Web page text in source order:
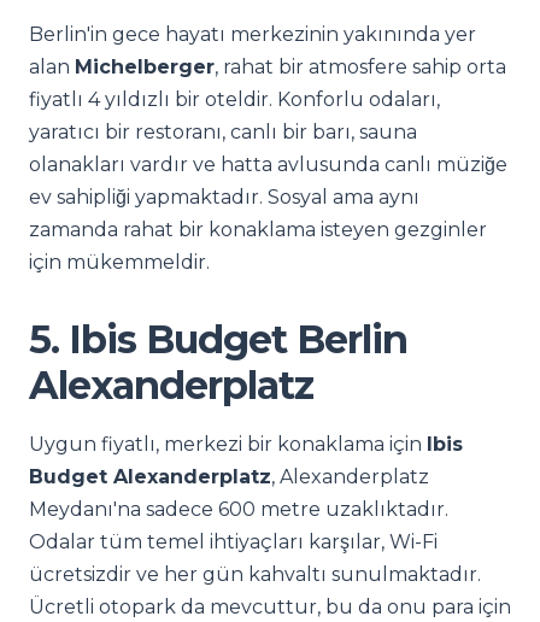
Berlin'in gece hayatı merkezinin yakınında yer
alan Michelberger, rahat bir atmosfere sahip orta
fiyatlı 4 yıldızlı bir oteldir. Konforlu odaları,
yaratıcı bir restoranı, canlı bir barı, sauna
olanakları vardır ve hatta avlusunda canlı müziğe
ev sahipliği yapmaktadır. Sosyal ama aynı
zamanda rahat bir konaklama isteyen gezginler
için mükemmeldir.
5. Ibis Budget Berlin
Alexanderplatz
Uygun fiyatlı, merkezi bir konaklama için Ibis
Budget Alexanderplatz, Alexanderplatz
Meydanı'na sadece 600 metre uzaklıktadır.
Odalar tüm temel ihtiyaçları karşılar, Wi-Fi
ücretsizdir ve her gün kahvaltı sunulmaktadır.
Ücretli otopark da mevcuttur, bu da onu para için